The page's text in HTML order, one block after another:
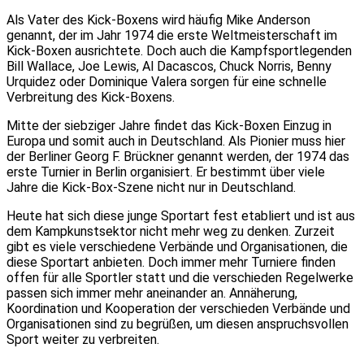
Als Vater des Kick-Boxens wird häufig Mike Anderson
genannt, der im Jahr 1974 die erste Weltmeisterschaft im
Kick-Boxen ausrichtete. Doch auch die Kampfsportlegenden
Bill Wallace, Joe Lewis, Al Dacascos, Chuck Norris, Benny
Urquidez oder Dominique Valera sorgen für eine schnelle
Verbreitung des Kick-Boxens.
Mitte der siebziger Jahre findet das Kick-Boxen Einzug in
Europa und somit auch in Deutschland. Als Pionier muss hier
der Berliner Georg F. Brückner genannt werden, der 1974 das
erste Turnier in Berlin organisiert. Er bestimmt über viele
Jahre die Kick-Box-Szene nicht nur in Deutschland.
Heute hat sich diese junge Sportart fest etabliert und ist aus
dem Kampkunstsektor nicht mehr weg zu denken. Zurzeit
gibt es viele verschiedene Verbände und Organisationen, die
diese Sportart anbieten. Doch immer mehr Turniere finden
offen für alle Sportler statt und die verschieden Regelwerke
passen sich immer mehr aneinander an. Annäherung,
Koordination und Kooperation der verschieden Verbände und
Organisationen sind zu begrüßen, um diesen anspruchsvollen
Sport weiter zu verbreiten.